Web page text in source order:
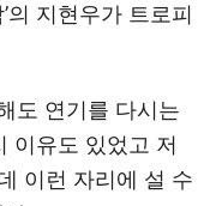
의 지현우가 트로피
도 연기를 다시는
이유도 있었고 저
이런 자리에 설 수